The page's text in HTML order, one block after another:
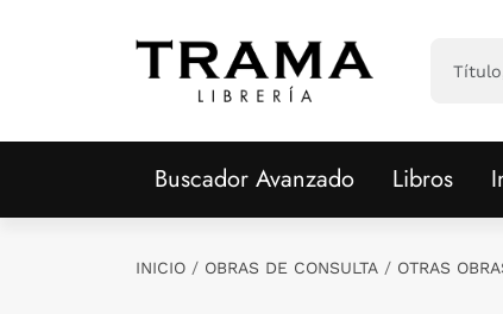
Buscador Avanzado Libros
INICIO OBRAS DE CONSULTA OTRAS